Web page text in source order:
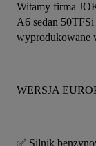
Witamy firma
A6 sedan
wyprodukowane
WERSJA
✅️ Silnik